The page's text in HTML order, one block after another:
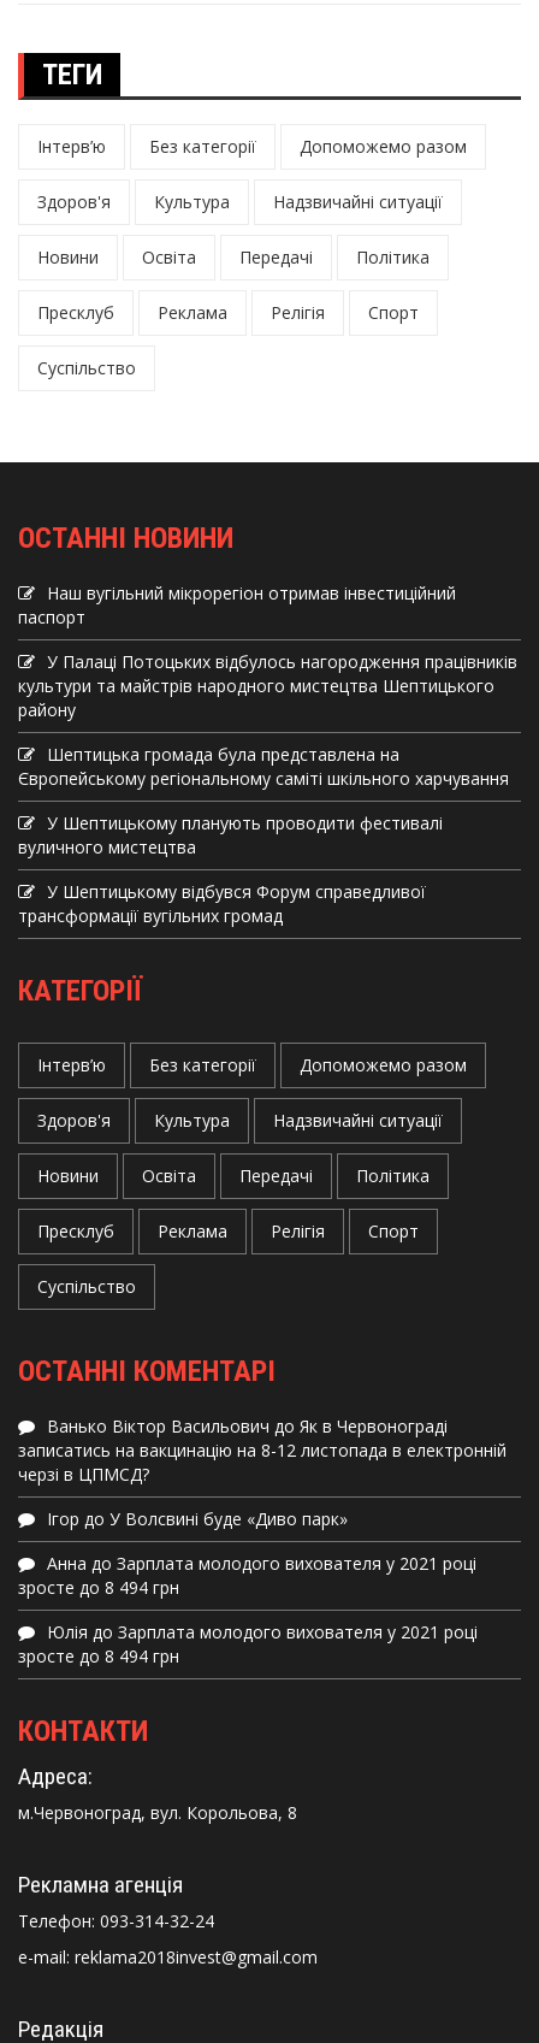
ТЕГИ
Інтерв’ю Без категорії Допоможемо разом
Здоров'я Культура Надзвичайні ситуації
Новини Освіта Передачі Політика
Пресклуб Реклама Релігія Спорт
Суспільство
ОСТАННІ НОВИНИ
Наш вугільний мікрорегіон отримав інвеcтиційний
паспорт
У Палаці Потоцьких відбулось нагородження працівників
культури та майстрів народного мистецтва Шептицького
району
Шептицька громада була представлена на
Європейському регіональному саміті шкільного харчування
У Шептицькому планують проводити фестивалі
вуличного мистецтва
У Шептицькому відбувся Форум справедливої
трансформації вугільних громад
КАТЕГОРІЇ
Інтерв’ю Без категорії Допоможемо разом
Здоров'я Культура Надзвичайні ситуації
Новини Освіта Передачі Політика
Пресклуб Реклама Релігія Спорт
Суспільство
ОСТАННІ КОМЕНТАРІ
Ванько Віктор Васильович до Як в Червонограді
записатись на вакцинацію на 8-12 листопада в електронній
черзі в ЦПМСД?
Ігор до У Волсвині буде «Диво парк»
Анна до Зарплата молодого вихователя у 2021 році
зросте до 8 494 грн
Юлія до Зарплата молодого вихователя у 2021 році
зросте до 8 494 грн
КОНТАКТИ
Адреса:
м.Червоноград, вул. Корольова, 8
Рекламна агенція
Телефон: 093-314-32-24
e-mail: reklama2018invest@gmail.com
Редакція